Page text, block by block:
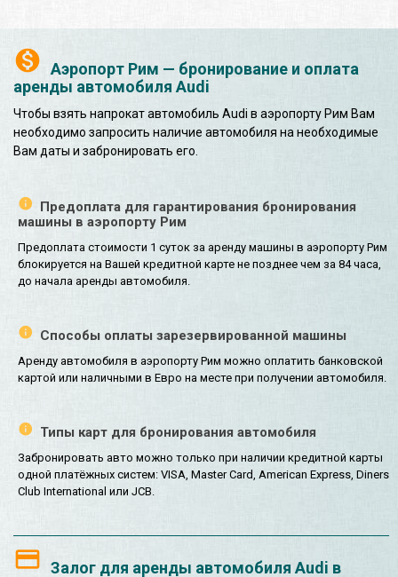
Аэропорт Рим — бронирование и оплата
аренды автомобиля Audi
Чтобы взять напрокат автомобиль Audi в аэропорту Рим Вам
необходимо запросить наличие автомобиля на необходимые
Вам даты и забронировать его.
Предоплата для гарантирования бронирования
машины в аэропорту Рим
Предоплата стоимости 1 суток за аренду машины в аэропорту Рим
блокируется на Вашей кредитной карте не позднее чем за 84 часа,
до начала аренды автомобиля.
Способы оплаты зарезервированной машины
Аренду автомобиля в аэропорту Рим можно оплатить банковской
картой или наличными в Евро на месте при получении автомобиля.
Типы карт для бронирования автомобиля
Забронировать авто можно только при наличии кредитной карты
одной платёжных систем: VISA, Master Card, American Express, Diners
Club International или JCB.
Залог для аренды автомобиля Audi в